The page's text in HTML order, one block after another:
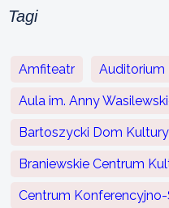
Tagi
Amfiteatr Auditorium
Aula im. Anny
Bartoszycki Dom Kultury
Braniewskie Centrum
Centrum